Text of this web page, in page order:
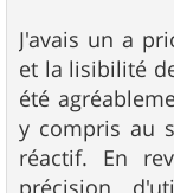
J'avais un a
et la lisibilité
été
y compris au
réactif. En
précision